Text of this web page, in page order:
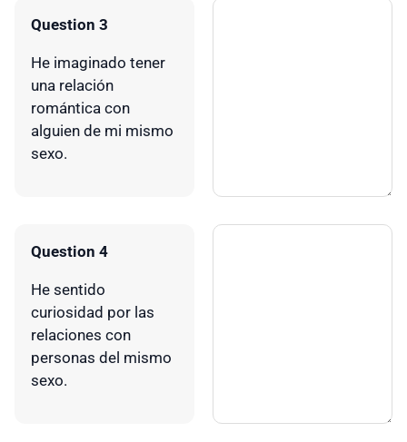
Question 3
He imaginado tener
una relación
romántica con
alguien de mi mismo
sexo.
Question 4
He sentido
curiosidad por las
relaciones con
personas del mismo
sexo.